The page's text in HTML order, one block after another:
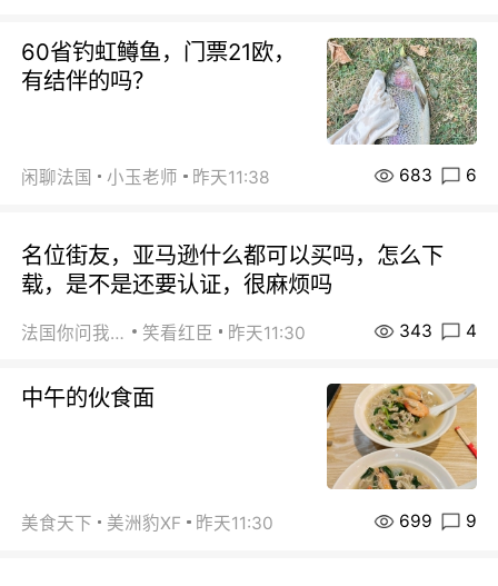
60省钓虹鳟鱼，门票21欧，
有结伴的吗？
闲聊法国 小玉老师 昨天11:38 683 6
名位街友，亚马逊什么都可以买吗，怎么下
载，是不是还要认证，很麻烦吗
法国你问我答 笑看红臣 昨天11:30 343 4
中午的伙食面
美食天下 美洲豹XF 昨天11:30 699 9